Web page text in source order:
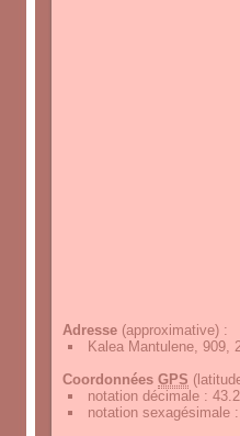
Adresse (approximative) :
Kalea Mantulene, 909,
Coordonnées GPS
notation décimale :
notation sexagésimale :